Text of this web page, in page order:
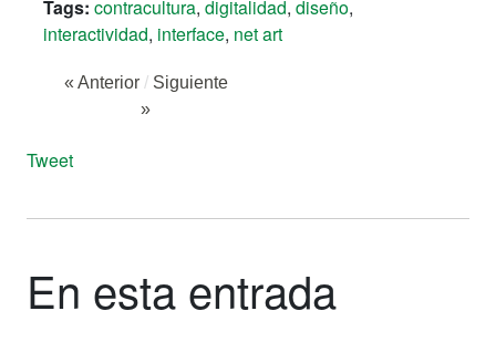
Tags: contracultura, digitalidad, diseño,
interactividad, interface, net art
« Anterior / Siguiente
»
Tweet
En esta entrada